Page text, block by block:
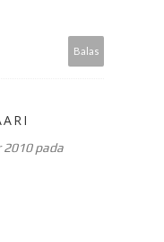
Balas
2010 pada